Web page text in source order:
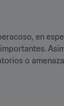
en
o